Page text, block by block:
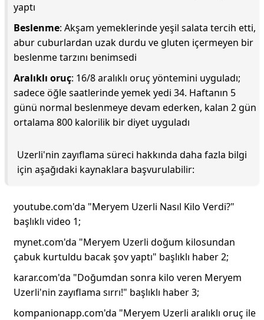
yaptı
Beslenme: Akşam yemeklerinde yeşil salata tercih etti,
abur cuburlardan uzak durdu ve gluten içermeyen bir
beslenme tarzını benimsedi
Aralıklı oruç: 16/8 aralıklı oruç yöntemini uyguladı;
sadece öğle saatlerinde yemek yedi 34. Haftanın 5
günü normal beslenmeye devam ederken, kalan 2 gün
ortalama 800 kalorilik bir diyet uyguladı
Uzerli'nin zayıflama süreci hakkında daha fazla bilgi
için aşağıdaki kaynaklara başvurulabilir:
youtube.com'da "Meryem Uzerli Nasıl Kilo Verdi?"
başlıklı video 1;
mynet.com'da "Meryem Uzerli doğum kilosundan
çabuk kurtuldu bacak şov yaptı" başlıklı haber 2;
karar.com'da "Doğumdan sonra kilo veren Meryem
Uzerli'nin zayıflama sırrı!" başlıklı haber 3;
kompanionapp.com'da "Meryem Uzerli aralıklı oruç ile